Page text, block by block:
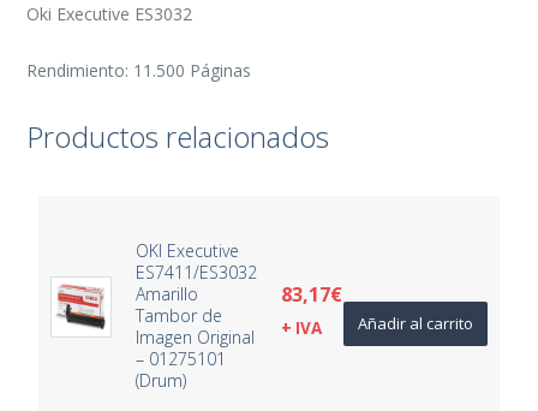
Oki Executive ES3032
Rendimiento: 11.500 Páginas
Productos relacionados
OKI Executive
ES7411/ES3032
Amarillo
Tambor de
Imagen Original
– 01275101
(Drum)
83,17€
+ IVA Añadir al carrito